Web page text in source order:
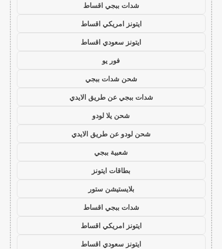
شدات ببجي اقساط
ايتونز امريكي اقساط
ايتونز سعودي اقساط
فور يو
شحن شدات ببجي
شدات ببجي عن طريق الايدي
شحن يلا لودو
شحن لودو عن طريق الايدي
شعبية ببجي
بطاقات ايتونز
بلايستيشن ستور
شدات ببجي اقساط
ايتونز امريكي اقساط
ايتونز سعودي اقساط